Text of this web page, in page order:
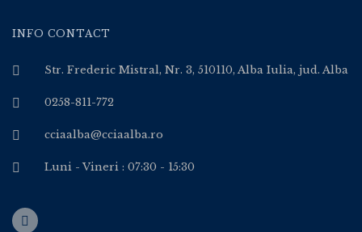
INFO CONTACT
Str. Frederic Mistral, Nr. 3, 510110, Alba Iulia, jud. Alba
0258-811-772
cciaalba@cciaalba.ro
Luni - Vineri : 07:30 - 15:30